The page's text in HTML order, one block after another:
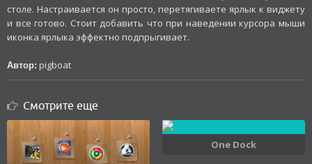
столе. Настраивается он просто, перетягиваете ярлык к виджету
и все готово. Стоит добавить что при наведении курсора мыши
иконка ярлыка эффектно подпрыгивает.
Автор: pigboat
Смотрите еще
One Dock